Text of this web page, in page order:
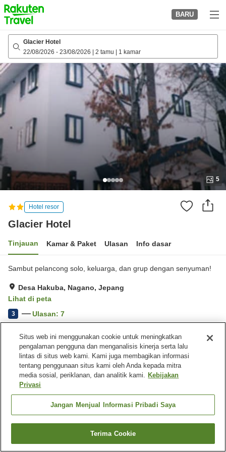
to
top
page
BARU
Glacier Hotel
22/08/2026 - 23/08/2026 2 tamu 1 kamar
5
Hotel resor
Glacier Hotel
Tinjauan Kamar & Paket Ulasan Info dasar
Sambut pelancong solo, keluarga, dan grup dengan senyuman!
Desa Hakuba, Nagano, Jepang
Lihat di peta
3 Ulasan: 7
Fasilitas properti
Tempat parkir
Ruang pengeringan
peralatan
Lapangan tenis
Pengiriman ke rumah
Jepang Nagano Desa Hakuba Glacier Hotel
Cari kamar
Situs web ini menggunakan cookie untuk meningkatkan
pengalaman pengguna dan menganalisis kinerja serta lalu
lintas di situs web kami. Kami juga membagikan informasi
tentang penggunaan situs kami oleh Anda kepada mitra
media sosial, periklanan, dan analitik kami. Kebijakan
Privasi
Jangan Menjual Informasi Pribadi Saya
Terima Cookie